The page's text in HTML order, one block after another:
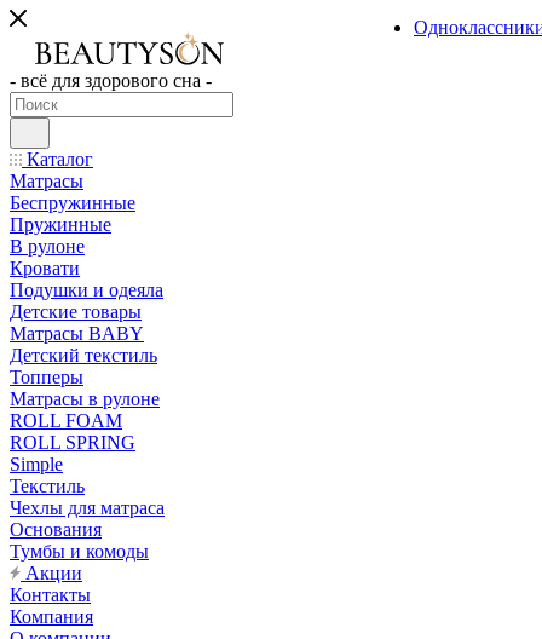
- всё для здорового сна -
Каталог
Матрасы
Беспружинные
Пружинные
В рулоне
Кровати
Подушки и одеяла
Детские товары
Матрасы BABY
Детский текстиль
Топперы
Матрасы в рулоне
ROLL FOAM
ROLL SPRING
Simple
Текстиль
Чехлы для матраса
Основания
Тумбы и комоды
Акции
Контакты
Компания